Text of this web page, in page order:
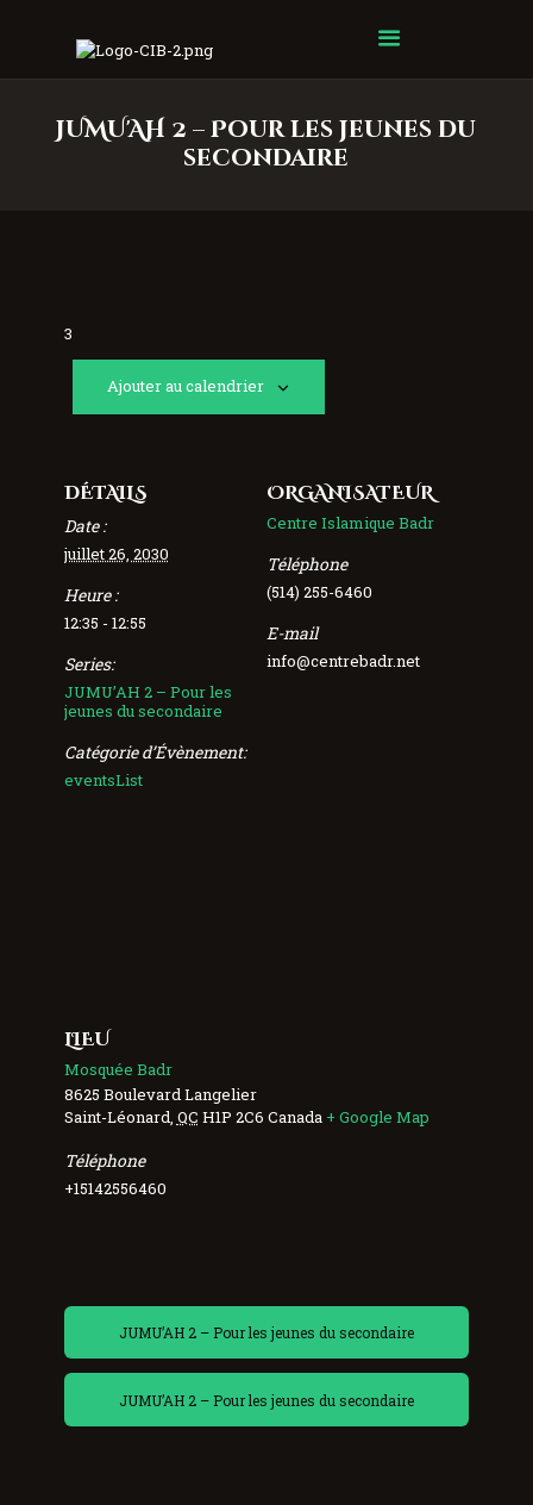
JUMU'AH 2 – Pour les jeunes du
secondaire
Centre Islamique Badr
3
Ajouter au calendrier
DÉTAILS
Date :
juillet 26, 2030
Heure :
12:35 - 12:55
Series:
JUMU’AH 2 – Pour les
jeunes du secondaire
Catégorie d’Évènement:
eventsList
ORGANISATEUR
Centre Islamique Badr
Téléphone
(514) 255-6460
E-mail
info@centrebadr.net
LIEU
Mosquée Badr
8625 Boulevard Langelier
Saint-Léonard QC H1P 2C6 Canada + Google Map
Téléphone
+15142556460
JUMU’AH 2 – Pour les jeunes du secondaire
JUMU’AH 2 – Pour les jeunes du secondaire